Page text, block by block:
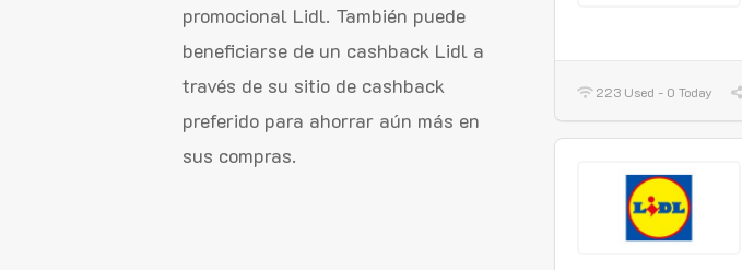
223 Used - 0 Today
promocional Lidl. También puede
beneficiarse de un cashback Lidl a
través de su sitio de cashback
preferido para ahorrar aún más en
sus compras.